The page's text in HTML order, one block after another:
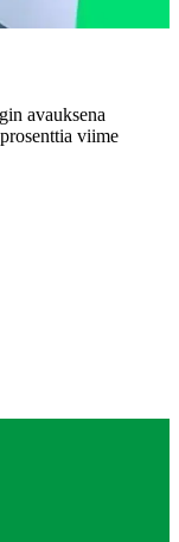
avauksena
viime